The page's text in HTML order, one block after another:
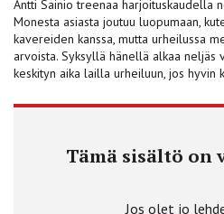
Antti Sainio treenaa harjoituskaudella
Monesta asiasta joutuu luopumaan,
kavereiden kanssa, mutta urheilussa
arvoista. Syksyllä hänellä alkaa neljäs
keskityn aika lailla urheiluun, jos hyvin
Tämä sisältö
Jos olet jo